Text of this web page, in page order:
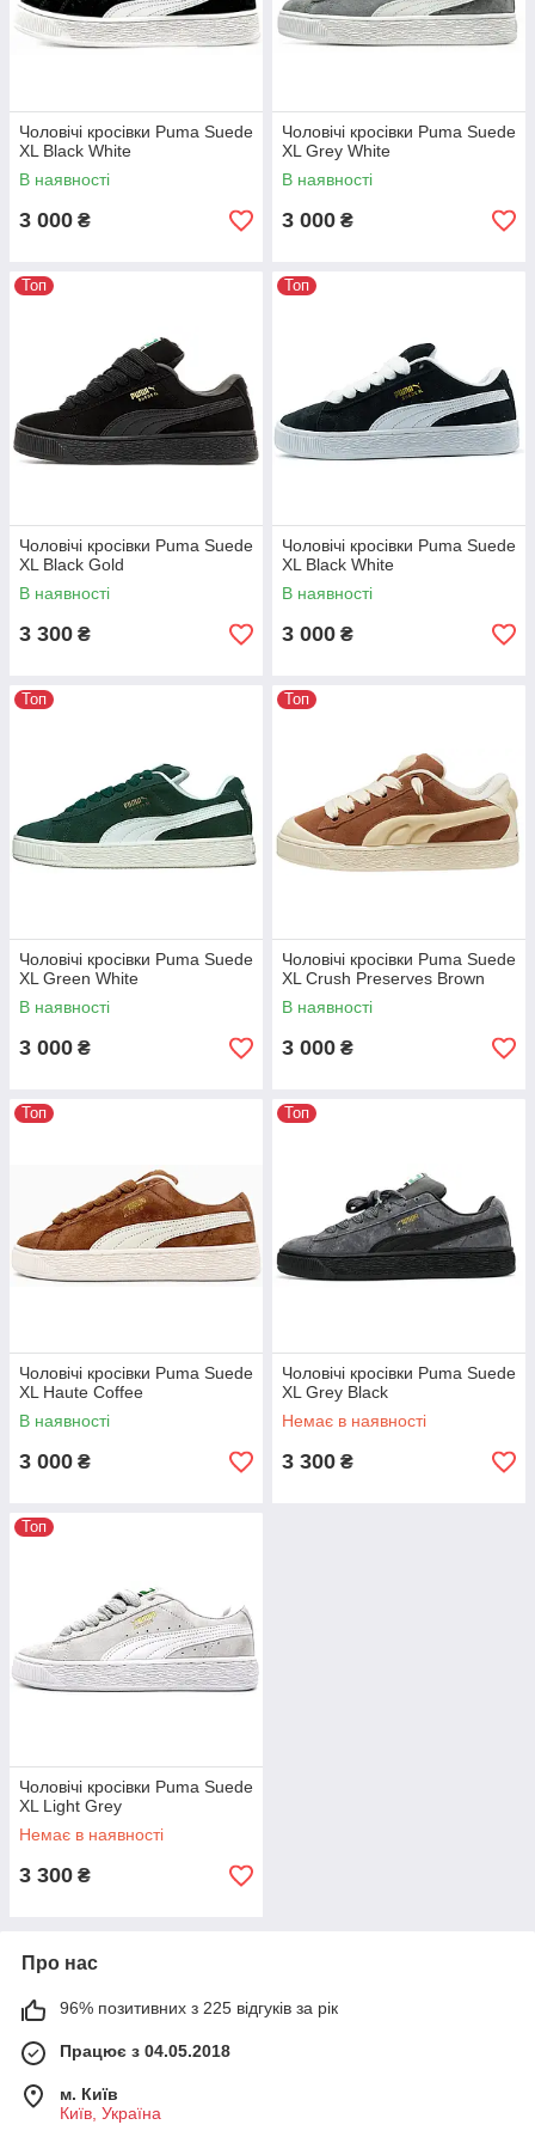
Чоловічі кросівки Puma Suede
XL Black White
В наявності
3 000 ₴
Чоловічі кросівки Puma Suede
XL Grey White
В наявності
3 000 ₴
Топ
Чоловічі кросівки Puma Suede
XL Black Gold
В наявності
3 300 ₴
Топ
Чоловічі кросівки Puma Suede
XL Black White
В наявності
3 000 ₴
Топ
Чоловічі кросівки Puma Suede
XL Green White
В наявності
3 000 ₴
Топ
Чоловічі кросівки Puma Suede
XL Crush Preserves Brown
В наявності
3 000 ₴
Топ
Чоловічі кросівки Puma Suede
XL Haute Coffee
В наявності
3 000 ₴
Топ
Чоловічі кросівки Puma Suede
XL Grey Black
Немає в наявності
3 300 ₴
Топ
Чоловічі кросівки Puma Suede
XL Light Grey
Немає в наявності
3 300 ₴
Про нас
96% позитивних з 225 відгуків за рік
Працює з 04.05.2018
м. Київ
Київ, Україна